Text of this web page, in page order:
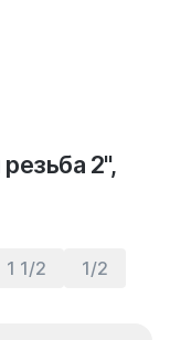
2",
1 1/2 1/2